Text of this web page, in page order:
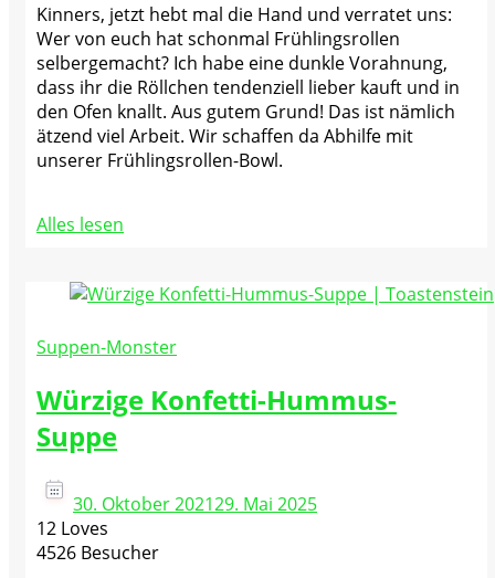
Kinners, jetzt hebt mal die Hand und verratet uns:
Wer von euch hat schonmal Frühlingsrollen
selbergemacht? Ich habe eine dunkle Vorahnung,
dass ihr die Röllchen tendenziell lieber kauft und in
den Ofen knallt. Aus gutem Grund! Das ist nämlich
ätzend viel Arbeit. Wir schaffen da Abhilfe mit
unserer Frühlingsrollen-Bowl.
Alles lesen
Suppen-Monster
Würzige Konfetti-Hummus-
Suppe
30. Oktober 202129. Mai 2025
12 Loves
4526 Besucher